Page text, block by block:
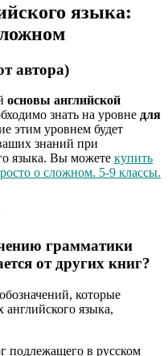
языка:
автора)
основы английской
знать на уровне для
этим уровнем будет
знаний при
языка. Вы можете купить
о сложном. 5-9 классы.
грамматики
от других книг?
которые
английского языка,
подлежащего в русском